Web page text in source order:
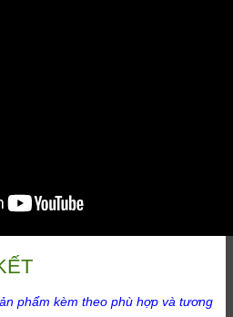
phẩm kèm theo phù hợp và tương